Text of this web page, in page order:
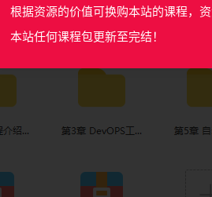
根据资源的价值可换购本站的课程，
本站任何课程包更新至完结！